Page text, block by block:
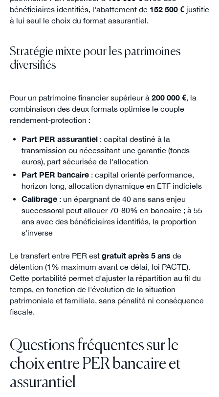
bénéficiaires identifiés, l'abattement de 152 500 €justifie
à lui seul le choix du format assurantiel.
Stratégie mixte pour les patrimoines
diversifiés
Pour un patrimoine financier supérieur à 200 000 €, la
combinaison des deux formats optimise le couple
rendement-protection :
Part PER assurantiel: capital destiné à la
transmission ou nécessitant une garantie (fonds
euros), part sécurisée de l'allocation
Part PER bancaire: capital orienté performance,
horizon long, allocation dynamique en ETF indiciels
Calibrage: un épargnant de 40 ans sans enjeu
successoral peut allouer 70-80% en bancaire ; à 55
ans avec des bénéficiaires identifiés, la proportion
s'inverse
Le transfert entre PER est gratuit après 5 ans de
détention (1% maximum avant ce délai, loi PACTE).
Cette portabilité permet d'ajuster la répartition au fil du
temps, en fonction de l'évolution de la situation
patrimoniale et familiale, sans pénalité ni conséquence
fiscale.
Questions fréquentes sur le
choix entre PER bancaire et
assurantiel